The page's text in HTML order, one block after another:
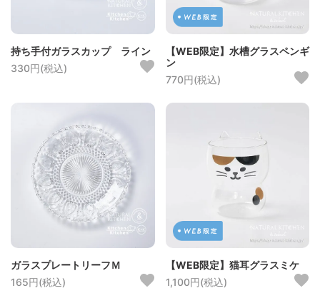
持ち手付ガラスカップ ライン
330円(税込)
【WEB限定】水槽グラスペンギ
ン
770円(税込)
ガラスプレートリーフＭ
165円(税込)
【WEB限定】猫耳グラスミケ
1,100円(税込)